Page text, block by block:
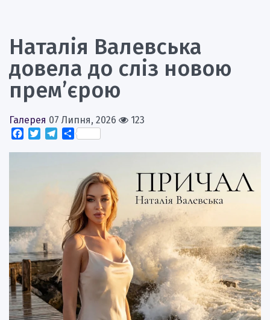
Наталія Валевська
довела до сліз новою
прем’єрою
Галерея 07 Липня, 2026
123
Facebook
TwitterTelegram
Поділитися